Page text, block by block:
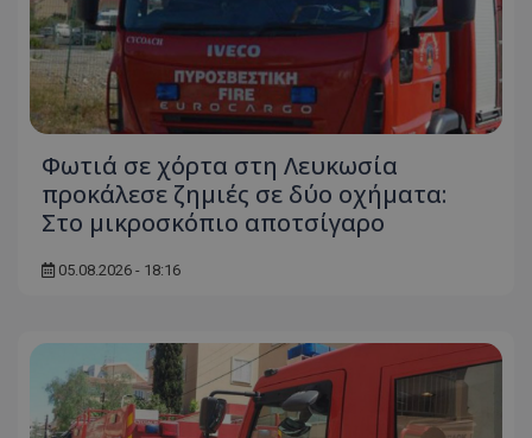
Φωτιά σε χόρτα στη Λευκωσία
προκάλεσε ζημιές σε δύο οχήματα:
Στο μικροσκόπιο αποτσίγαρο
05.08.2026 - 18:16